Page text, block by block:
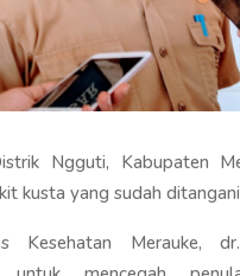
Ngguti, Kabupaten
kusta yang sudah
Kesehatan Merauke,